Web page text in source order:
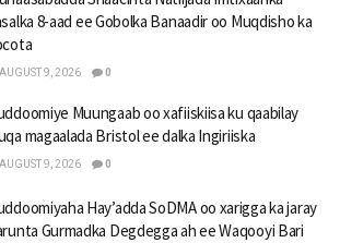
8-aad ee Gobolka Banaadir oo Muqdisho ka
AUGUST 9, 2026 0
Muungaab oo xafiiskiisa ku qaabilay
magaalada Bristol ee dalka Ingiriiska
AUGUST 9, 2026 0
Hay’adda SoDMA oo xarigga ka jaray
Gurmadka Degdegga ah ee Waqooyi Bari